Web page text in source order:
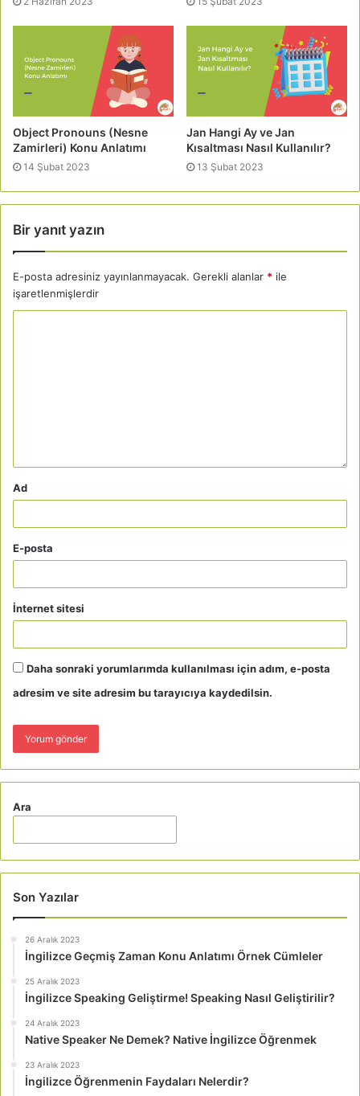
Object Pronouns (Nesne
Zamirleri) Konu Anlatımı
14 Şubat 2023
Jan Hangi Ay ve Jan
Kısaltması Nasıl Kullanılır?
13 Şubat 2023
Bir yanıt yazın
E-posta adresiniz yayınlanmayacak. Gerekli alanlar * ile
işaretlenmişlerdir
Ad
E-posta
İnternet sitesi
Daha sonraki yorumlarımda kullanılması için adım, e-posta
adresim ve site adresim bu tarayıcıya kaydedilsin.
Ara
Son Yazılar
26 Aralık 2023
İngilizce Geçmiş Zaman Konu Anlatımı Örnek Cümleler
25 Aralık 2023
İngilizce Speaking Geliştirme! Speaking Nasıl Geliştirilir?
24 Aralık 2023
Native Speaker Ne Demek? Native İngilizce Öğrenmek
23 Aralık 2023
İngilizce Öğrenmenin Faydaları Nelerdir?